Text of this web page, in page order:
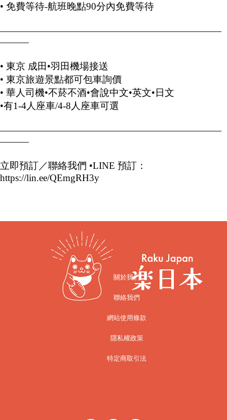
• 免費等待-航班晚點90分內免費等待
———————————————————————
———
• 東京 成田•羽田機場接送
• 東京旅遊景點都可包車詢價
• 華人司機•不菸不酒•會說中文•英文•日文
•有1-4人座車/4-8人座車可選
———————————————————————
———
立即預訂／聯絡我們 •LINE 預訂：
https://lin.ee/QEmgRH3y
關於我們
聯絡我們
網站使用條款
隱私權政策
特定商取引法